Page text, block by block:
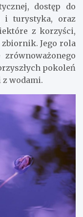
dostęp do
i turystyka, oraz
z korzyści,
Jego rola
pokoleń
wodami.